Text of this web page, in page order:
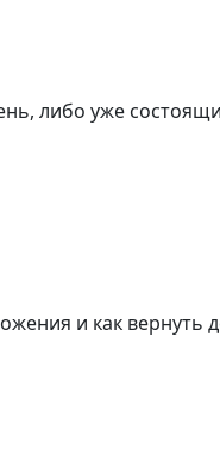
либо уже
и как вернуть